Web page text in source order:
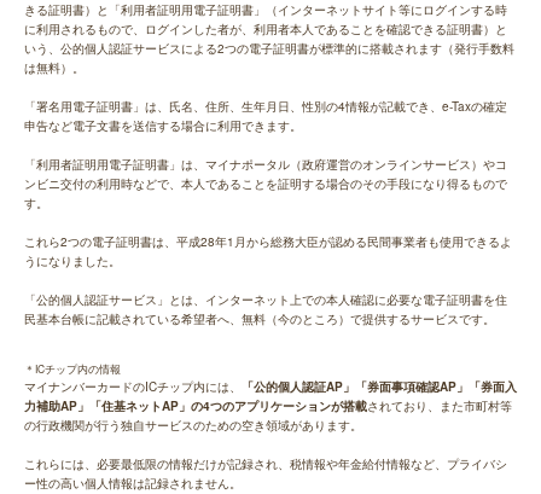
きる証明書）と「利用者証明用電子証明書」（インターネットサイト等にログインする時
に利用されるもので、ログインした者が、利用者本人であることを確認できる証明書）と
いう、公的個人認証サービスによる2つの電子証明書が標準的に搭載されます（発行手数料
は無料）。
「署名用電子証明書」は、氏名、住所、生年月日、性別の4情報が記載でき、e-Taxの確定
申告など電子文書を送信する場合に利用できます。
「利用者証明用電子証明書」は、マイナポータル（政府運営のオンラインサービス）やコ
ンビニ交付の利用時などで、本人であることを証明する場合のその手段になり得るもので
す。
これら2つの電子証明書は、平成28年1月から総務大臣が認める民間事業者も使用できるよ
うになりました。
「公的個人認証サービス」とは、インターネット上での本人確認に必要な電子証明書を住
民基本台帳に記載されている希望者へ、無料（今のところ）で提供するサービスです。
＊ICチップ内の情報
マイナンバーカードのICチップ内には、
「公的個人認証AP」「券面事項確認AP」「券面入
力補助AP」「住基ネットAP」の4つのアプリケーションが搭載されており、また市町村等
の行政機関が行う独自サービスのための空き領域があります。
これらには、必要最低限の情報だけが記録され、税情報や年金給付情報など、プライバシ
ー性の高い個人情報は記録されません。